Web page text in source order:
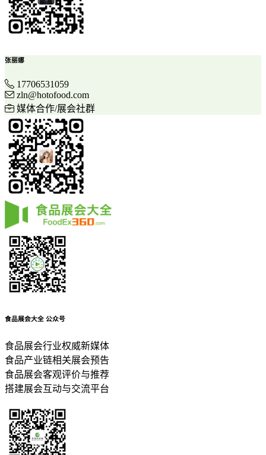
张丽娜
17706531059
zln@hotofood.com
媒体合作/展会社群
食品展会大全 公众号
食品展会行业权威新媒体
食品产业链相关展会预告
食品展会客观评价与推荐
搭建展会互动与交流平台